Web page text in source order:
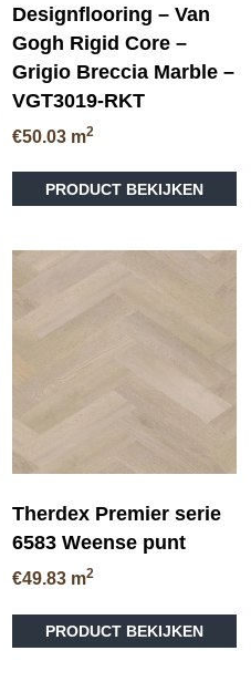
Designflooring – Van
Gogh Rigid Core –
Grigio Breccia Marble –
VGT3019-RKT
€50.03 m2
PRODUCT BEKIJKEN
product
Therdex Premier serie
6583 Weense punt
€49.83 m2
PRODUCT BEKIJKEN